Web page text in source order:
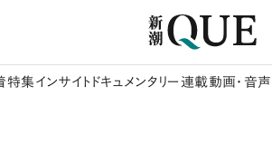
特集 インサイト ドキュメンタリー 連載動画・音声